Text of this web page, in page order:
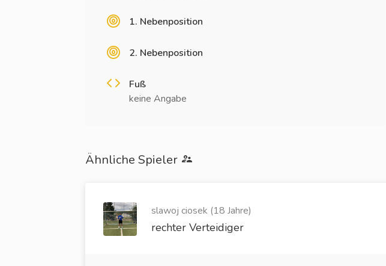
1. Nebenposition
2. Nebenposition
Fuß
keine Angabe
Ähnliche Spieler
slawoj ciosek (18 Jahre)
rechter Verteidiger